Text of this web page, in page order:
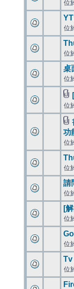
位
位
位
桌
位
位
功
位
位
請
位
[
位
位
Tv
位